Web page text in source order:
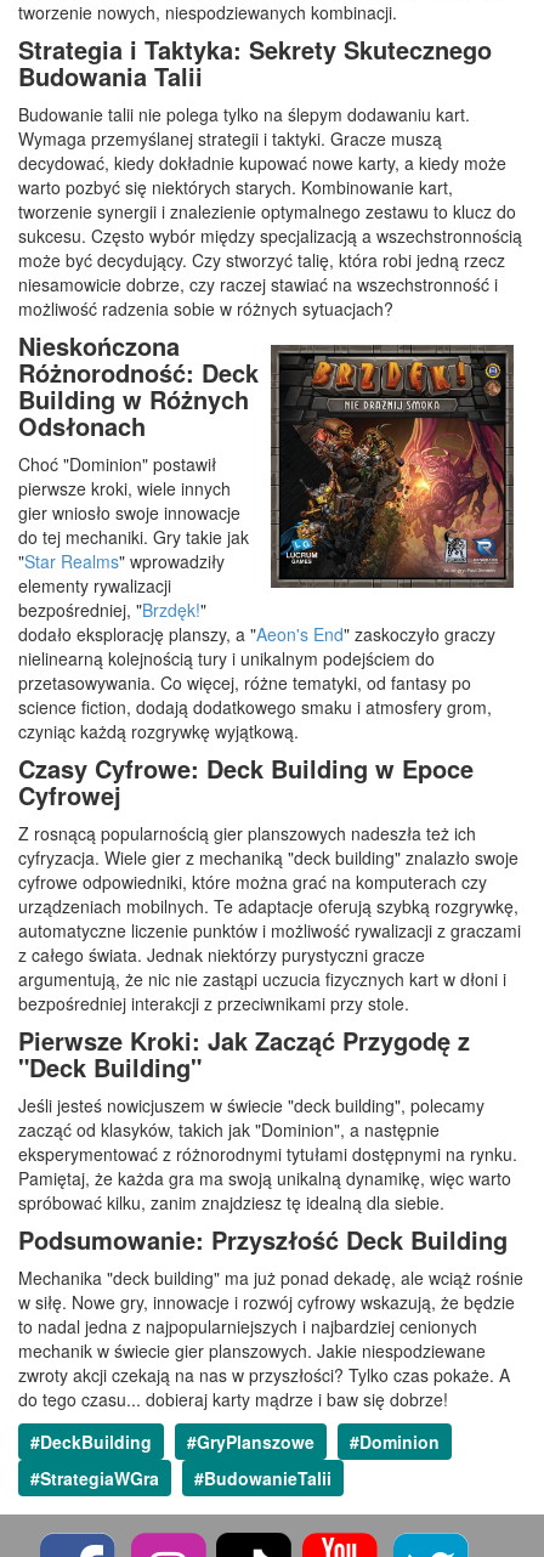
tworzenie nowych, niespodziewanych kombinacji.
Strategia i Taktyka: Sekrety Skutecznego
Budowania Talii
Budowanie talii nie polega tylko na ślepym dodawaniu kart.
Wymaga przemyślanej strategii i taktyki. Gracze muszą
decydować, kiedy dokładnie kupować nowe karty, a kiedy może
warto pozbyć się niektórych starych. Kombinowanie kart,
tworzenie synergii i znalezienie optymalnego zestawu to klucz do
sukcesu. Często wybór między specjalizacją a wszechstronnością
może być decydujący. Czy stworzyć talię, która robi jedną rzecz
niesamowicie dobrze, czy raczej stawiać na wszechstronność i
możliwość radzenia sobie w różnych sytuacjach?
Nieskończona
Różnorodność: Deck
Building w Różnych
Odsłonach
Choć "Dominion" postawił
pierwsze kroki, wiele innych
gier wniosło swoje innowacje
do tej mechaniki. Gry takie jak
"Star Realms" wprowadziły
elementy rywalizacji
bezpośredniej, "Brzdęk!"
dodało eksplorację planszy, a "Aeon's End" zaskoczyło graczy
nielinearną kolejnością tury i unikalnym podejściem do
przetasowywania. Co więcej, różne tematyki, od fantasy po
science fiction, dodają dodatkowego smaku i atmosfery grom,
czyniąc każdą rozgrywkę wyjątkową.
Czasy Cyfrowe: Deck Building w Epoce
Cyfrowej
Z rosnącą popularnością gier planszowych nadeszła też ich
cyfryzacja. Wiele gier z mechaniką "deck building" znalazło swoje
cyfrowe odpowiedniki, które można grać na komputerach czy
urządzeniach mobilnych. Te adaptacje oferują szybką rozgrywkę,
automatyczne liczenie punktów i możliwość rywalizacji z graczami
z całego świata. Jednak niektórzy purystyczni gracze
argumentują, że nic nie zastąpi uczucia fizycznych kart w dłoni i
bezpośredniej interakcji z przeciwnikami przy stole.
Pierwsze Kroki: Jak Zacząć Przygodę z
"Deck Building"
Jeśli jesteś nowicjuszem w świecie "deck building", polecamy
zacząć od klasyków, takich jak "Dominion", a następnie
eksperymentować z różnorodnymi tytułami dostępnymi na rynku.
Pamiętaj, że każda gra ma swoją unikalną dynamikę, więc warto
spróbować kilku, zanim znajdziesz tę idealną dla siebie.
Podsumowanie: Przyszłość Deck Building
Mechanika "deck building" ma już ponad dekadę, ale wciąż rośnie
w siłę. Nowe gry, innowacje i rozwój cyfrowy wskazują, że będzie
to nadal jedna z najpopularniejszych i najbardziej cenionych
mechanik w świecie gier planszowych. Jakie niespodziewane
zwroty akcji czekają na nas w przyszłości? Tylko czas pokaże. A
do tego czasu... dobieraj karty mądrze i baw się dobrze!
#DeckBuilding
#GryPlanszowe
#Dominion
#StrategiaWGra
#BudowanieTalii